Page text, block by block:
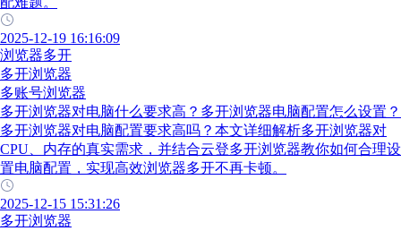
2025-12-19 16:16:09
浏览器多开
多开浏览器
多账号浏览器
多开浏览器对电脑什么要求高？多开浏览器电脑配置怎么设置？
多开浏览器对电脑配置要求高吗？本文详细解析多开浏览器对
CPU、内存的真实需求，并结合云登多开浏览器教你如何合理设
置电脑配置，实现高效浏览器多开不再卡顿。
2025-12-15 15:31:26
多开浏览器